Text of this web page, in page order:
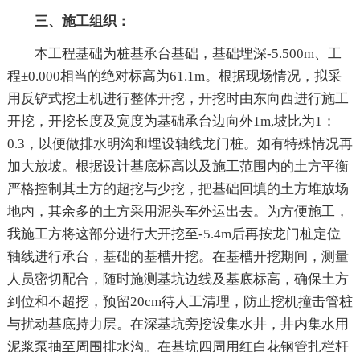
三、施工组织：
本工程基础为桩基承台基础，基础埋深-5.500m、工
程±0.000相当的绝对标高为61.1m。根据现场情况，拟采
用反铲式挖土机进行整体开挖，开挖时由东向西进行施工
开挖，开挖长度及宽度为基础承台边向外1m,坡比为1：
0.3，以便做排水明沟和埋设轴线龙门桩。如有特殊情况再
加大放坡。根据设计基底标高以及施工范围内的土方平衡
严格控制其土方的超挖与少挖，把基础回填的土方堆放场
地内，其余多的土方采用泥头车外运出去。为方便施工，
我施工方将这部分进行大开挖至-5.4m后再按龙门桩定位
轴线进行承台，基础的基槽开挖。在基槽开挖期间，测量
人员密切配合，随时施测基坑边线及基底标高，确保土方
到位和不超挖，预留20cm待人工清理，防止挖机撞击管桩
与扰动基底持力层。在深基坑旁挖设集水井，井内集水用
泥浆泵抽至周围排水沟。在基坑四周用红白花钢管扎栏杆